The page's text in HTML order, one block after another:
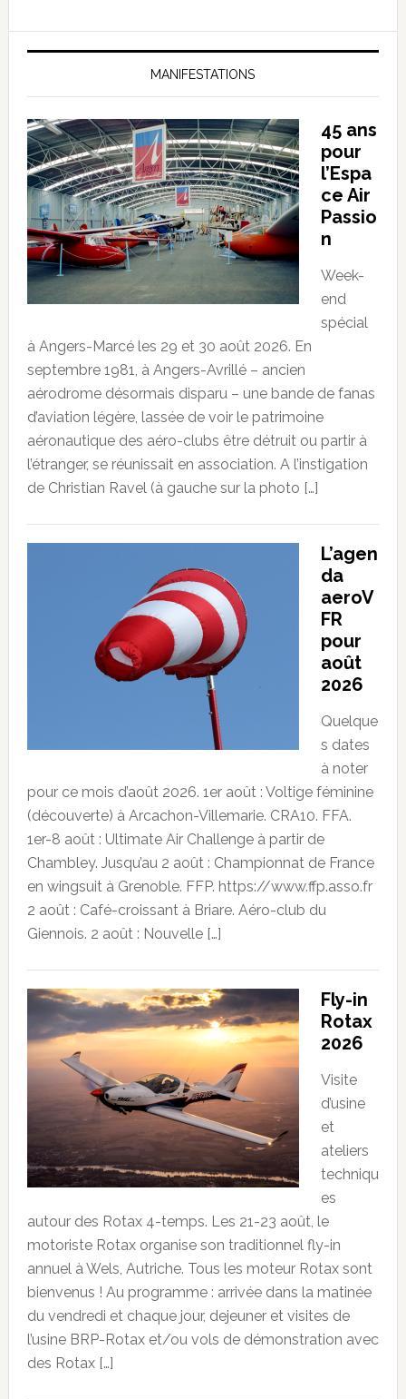
MANIFESTATIONS
45 ans
pour
l’Espa
ce Air
Passio
n
Week-
end
spécial
à Angers-Marcé les 29 et 30 août 2026. En
septembre 1981, à Angers-Avrillé – ancien
aérodrome désormais disparu – une bande de fanas
d’aviation légère, lassée de voir le patrimoine
aéronautique des aéro-clubs être détruit ou partir à
l’étranger, se réunissait en association. A l’instigation
de Christian Ravel (à gauche sur la photo […]
L’agen
da
aeroV
FR
pour
août
2026
Quelque
s dates
à noter
pour ce mois d’août 2026. 1er août : Voltige féminine
(découverte) à Arcachon-Villemarie. CRA10. FFA.
1er-8 août : Ultimate Air Challenge à partir de
Chambley. Jusqu’au 2 août : Championnat de France
en wingsuit à Grenoble. FFP. https://www.ffp.asso.fr
2 août : Café-croissant à Briare. Aéro-club du
Giennois. 2 août : Nouvelle […]
Fly-in
Rotax
2026
Visite
d’usine
et
ateliers
techniqu
es
autour des Rotax 4-temps. Les 21-23 août, le
motoriste Rotax organise son traditionnel fly-in
annuel à Wels, Autriche. Tous les moteur Rotax sont
bienvenus ! Au programme : arrivée dans la matinée
du vendredi et chaque jour, dejeuner et visites de
l’usine BRP-Rotax et/ou vols de démonstration avec
des Rotax […]